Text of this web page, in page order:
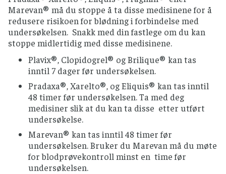
Marevan® må du stoppe å ta disse medisinene for å
redusere risikoen for blødning i forbindelse med
undersøkelsen. Snakk med din fastlege om du kan
stoppe midlertidig med disse medisinene.
Plavix®, Clopidogrel® og Brilique® kan tas
inntil 7 dager før undersøkelsen.
Pradaxa®, Xarelto®, og Eliquis® kan tas inntil
48 timer før undersøkelsen. Ta med deg
medisiner slik at du kan ta disse etter utført
undersøkelse.
Marevan® kan tas inntil 48 timer før
undersøkelsen. Bruker du Marevan må du møte
for blodprøvekontroll minst en time før
undersøkelsen.